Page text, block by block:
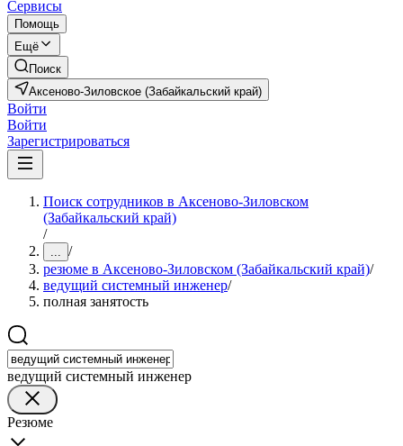
Сервисы
Помощь
Ещё
Поиск
Аксеново-Зиловское (Забайкальский край)
Войти
Войти
Зарегистрироваться
Поиск сотрудников в Аксеново-Зиловском
(Забайкальский край)
/
... /
резюме в Аксеново-Зиловском (Забайкальский край)/
ведущий системный инженер/
полная занятость
ведущий системный инженер
Резюме